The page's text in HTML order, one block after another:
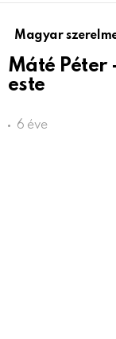
Magyar
Máté Péter
este
6 éve